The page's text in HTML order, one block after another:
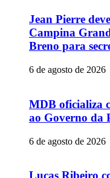
Jean Pierre
Campina
Breno para
6 de agosto de 2026
MDB oficializa
ao Governo da
6 de agosto de 2026